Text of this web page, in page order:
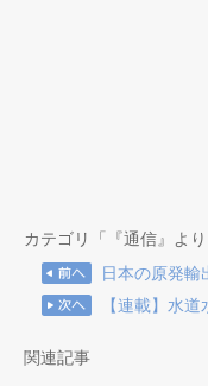
カテゴリ「『通信』よ
日本の原発輸
【連載】水
関連記事